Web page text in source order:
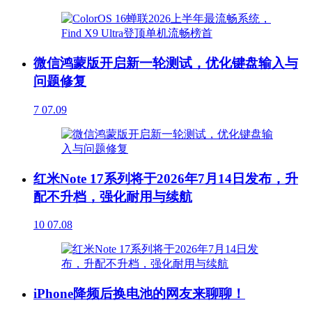
微信鸿蒙版开启新一轮测试，优化键盘输入与
问题修复
7 07.09
红米Note 17系列将于2026年7月14日发布，升
配不升档，强化耐用与续航
10 07.08
iPhone降频后换电池的网友来聊聊！